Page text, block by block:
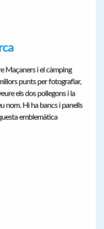
Maçaners i el càmping
punts per fotografiar,
els dos pollegons i la
nom. Hi ha bancs i panells
emblemàtica